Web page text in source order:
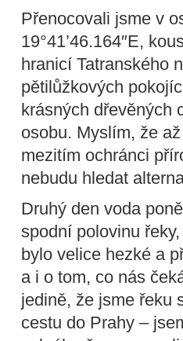
Přenocovali jsme v
19°41’46.164″E,
hranicí Tatranského
pětilůžkových
krásných dřevěných
osobu. Myslím, že
mezitím ochránci
nebudu hledat
Druhý den voda
spodní polovinu
bylo velice hezké a
a i o tom, co nás
jedině, že jsme řeku
cestu do Prahy –